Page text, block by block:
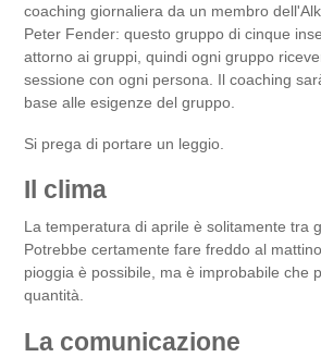
coaching giornaliera da un membro
Peter Fender: questo gruppo di cinque
attorno ai gruppi, quindi ogni gruppo
sessione con ogni persona. Il coaching
base alle esigenze del gruppo.
Si prega di portare un leggio.
Il clima
La temperatura di aprile è solitamente tra
Potrebbe certamente fare freddo al
pioggia è possibile, ma è improbabile che
quantità.
La comunicazione